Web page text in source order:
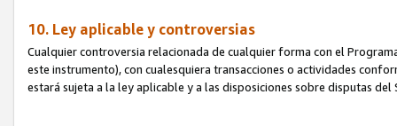
10. Ley aplicable y controversias
Cualquier controversia relacionada de cualquier forma con el
este instrumento), con cualesquiera transacciones o actividades
estará sujeta a la ley aplicable y a las disposiciones sobre disputas